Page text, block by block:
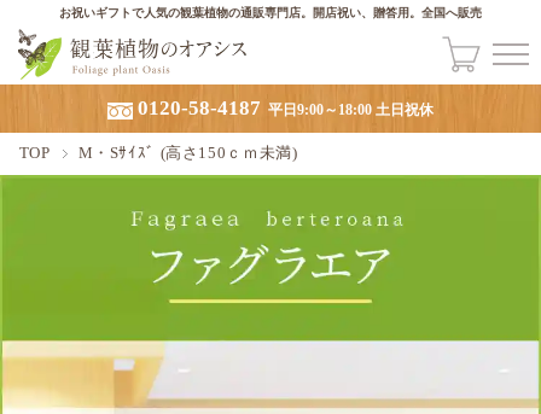
お祝いギフトで人気の観葉植物の通販専門店。開店祝い、贈答用。全国へ販売
0120-58-4187 平日9:00～18:00 土日祝休
TOP M・Sｻｲｽﾞ (高さ150ｃｍ未満)